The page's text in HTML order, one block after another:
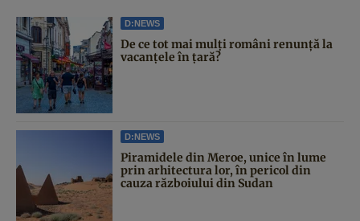
D:NEWS
De ce tot mai mulți români renunță la
vacanțele în țară?
D:NEWS
Piramidele din Meroe, unice în lume
prin arhitectura lor, în pericol din
cauza războiului din Sudan